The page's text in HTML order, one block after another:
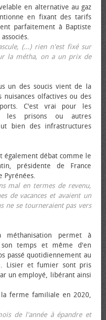
en alternative au gaz
en fixant des tarifs
parfaitement à Baptiste
(...) rien n'est fixé sur
la métha, on a un prix de
un des soucis vient de la
olfactives ou des
C'est vrai pour les
les prisons ou autres
bien des infrastructures
également débat comme le
présidente de France
Pyrénées.
mal en termes de revenu,
de vacances et avaient un
ne se tourneraient pas vers
permet à
temps et même d'en
passé quotidiennement au
Lisier et fumier sont pris
un employé, libérant ainsi
ferme familiale en 2020,
de l'année à épandre et